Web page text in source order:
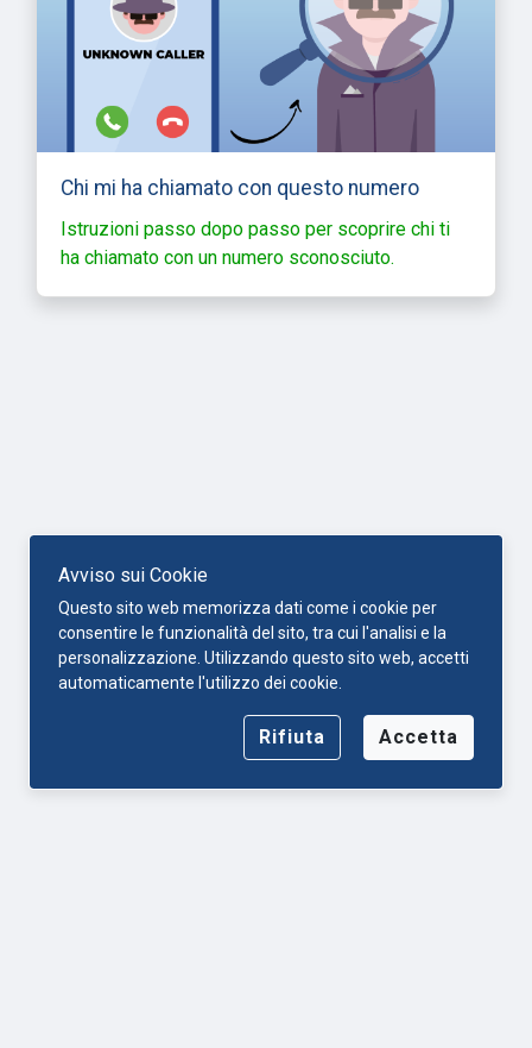
Chi mi ha chiamato con questo numero
Istruzioni passo dopo passo per scoprire chi ti
ha chiamato con un numero sconosciuto.
Avviso sui Cookie
Questo sito web memorizza dati come i cookie per
consentire le funzionalità del sito, tra cui l'analisi e la
personalizzazione. Utilizzando questo sito web, accetti
automaticamente l'utilizzo dei cookie.
Rifiuta Accetta